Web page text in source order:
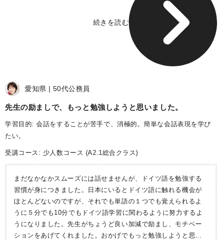
続きを読む
愛知県 50代公務員
先生の励ましで、もっと勉強しようと思いました
学習目的: 会話をすることが苦手で、消極的。簡単な会話表現を学び
たい。
受講コース: 少人数コース (A2.1総合クラス)
まだなかなかスムーズには話せませんが、ドイツ語を勉強する
習慣が身につきました。日本にいるとドイツ語に触れる機会が
ほとんどないのですが、それでも単語の１つでも覚えられるよ
うに５分でも10分でもドイツ語学習に関わるように努力するよ
うになりました。先生がちょうど良い加減で励まし、モチベー
ションをあげてくれました。おかげでもっと勉強しようと思え